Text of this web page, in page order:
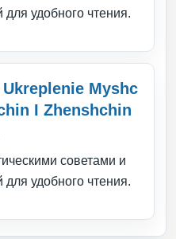
для удобного чтения.
Myshc
I Zhenshchin
советами и
для удобного чтения.